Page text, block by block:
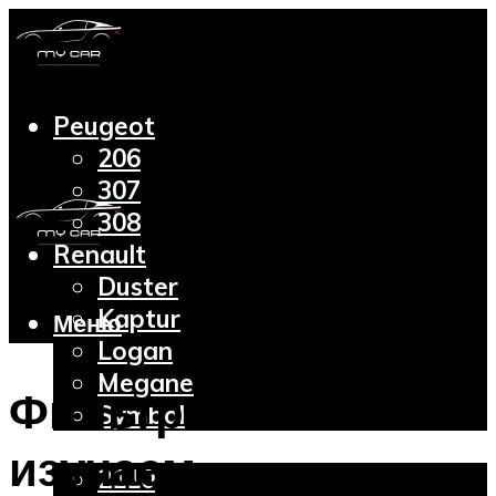
Peugeot
206
307
308
Renault
Duster
Kaptur
Logan
Megane
Symbol
2110
Меню
Фильтр масляный –
изучаем